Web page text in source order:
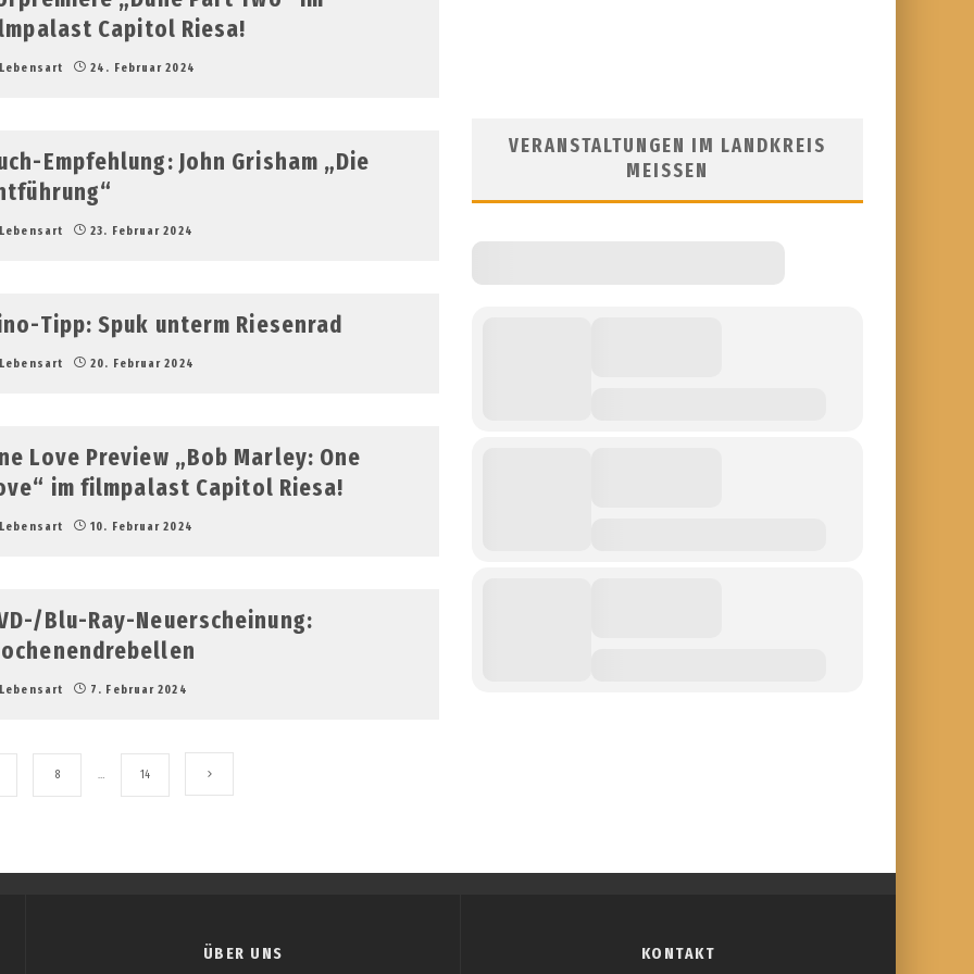
Capitol Riesa!
Lebensart 24. Februar 2024
Empfehlung: John Grisham „Die
Lebensart 23. Februar 2024
Tipp: Spuk unterm Riesenrad
Lebensart 20. Februar 2024
Love Preview „Bob Marley: One
im filmpalast Capitol Riesa!
Lebensart 10. Februar 2024
Blu-Ray-Neuerscheinung:
Lebensart 7. Februar 2024
8 … 14
VERANSTALTUNGEN IM LANDKREIS
MEISSEN
ÜBER UNS KONTAKT